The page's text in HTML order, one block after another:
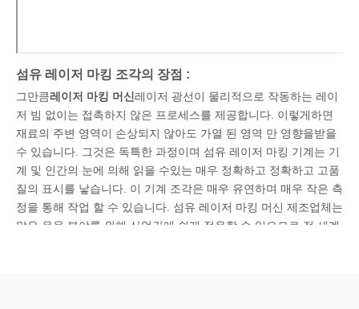
섬유 레이저 마킹 조각의 장점 :
그만큼레이저 마킹 머신 레이저 광선이 물리적으로 작동하는 레이
저 빔 없이는 접촉하지 않은 프로세스를 제공합니다. 이렇게하면
재료의 주변 영역이 손상되지 않아도 가열 된 영역 만 영향을받을
수 있습니다. 그것은 독특한 과정이며 섬유 레이저 마킹 기계는 기
계 및 인간의 눈에 의해 읽을 수있는 매우 정확하고 정확하고 고품
질의 표시를 낳습니다. 이 기계 조각은 매우 유연하며 매우 작은 측
정을 통해 작업 할 수 있습니다. 섬유 레이저 마킹 머신 제조업체는
많은 응용 분야를 위해 산업간에 쉽게 적응할 수 있으므로 전 세계